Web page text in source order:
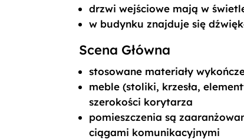
drzwi wejściowe mają w
w budynku znajduje się
Scena Główna
stosowane materiały
meble (stoliki, krzesła,
szerokości korytarza
pomieszczenia są
ciągami komunikacyjnymi